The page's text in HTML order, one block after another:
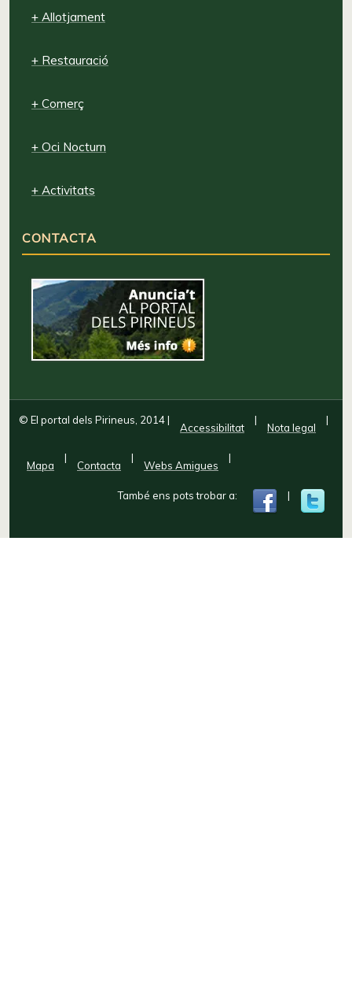
+ Allotjament
+ Restauració
+ Comerç
+ Oci Nocturn
+ Activitats
CONTACTA
© El portal dels Pirineus, 2014|
Accessibilitat
|
Nota legal
|
Mapa
|
Contacta
|
Webs Amigues
|
També ens pots trobar a: |